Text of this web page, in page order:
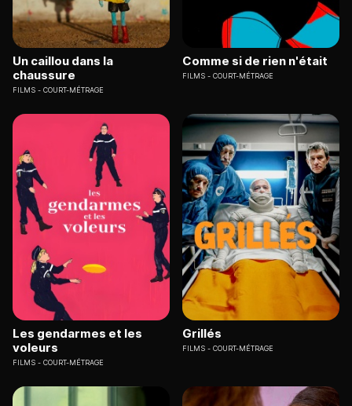
Un caillou dans la
chaussure
FILMS COURT-MÉTRAGE
Comme si de rien n'était
FILMS COURT-MÉTRAGE
Les gendarmes et les
voleurs
FILMS COURT-MÉTRAGE
Grillés
FILMS COURT-MÉTRAGE